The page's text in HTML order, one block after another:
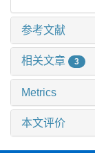
参考文献
相关文章 3
Metrics
本文评价